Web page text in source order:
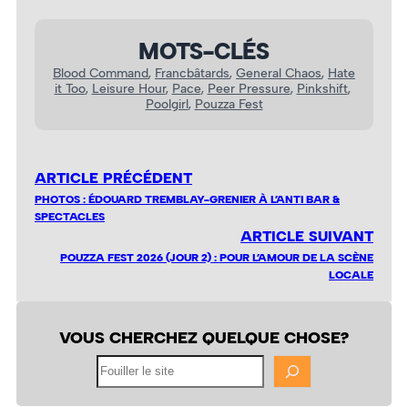
MOTS-CLÉS
Blood Command, Francbâtards, General Chaos, Hate
it Too, Leisure Hour, Pace, Peer Pressure, Pinkshift,
Poolgirl, Pouzza Fest
ARTICLE PRÉCÉDENT
PHOTOS : ÉDOUARD TREMBLAY-GRENIER À L’ANTI BAR &
SPECTACLES
ARTICLE SUIVANT
POUZZA FEST 2026 (JOUR 2) : POUR L’AMOUR DE LA SCÈNE
LOCALE
VOUS CHERCHEZ QUELQUE CHOSE?